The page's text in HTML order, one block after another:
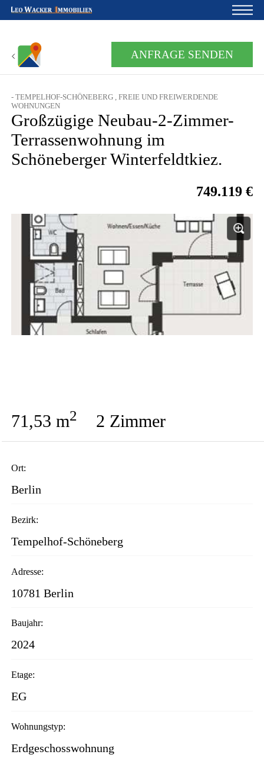
Startseite
Für Eigentümer
Über uns
Blog
Projektentwicklung
Kontakte
Widerruf
ANFRAGE SENDEN
- TEMPELHOF-SCHÖNEBERG , FREIE UND FREIWERDENDE
WOHNUNGEN
Großzügige Neubau-2-Zimmer-
Terrassenwohnung im
Schöneberger Winterfeldtkiez.
749.119 €
71,53 m2 2 Zimmer
Ort:
Berlin
Bezirk:
Tempelhof-Schöneberg
Adresse:
10781 Berlin
Baujahr:
2024
Etage:
EG
Wohnungstyp:
Erdgeschosswohnung